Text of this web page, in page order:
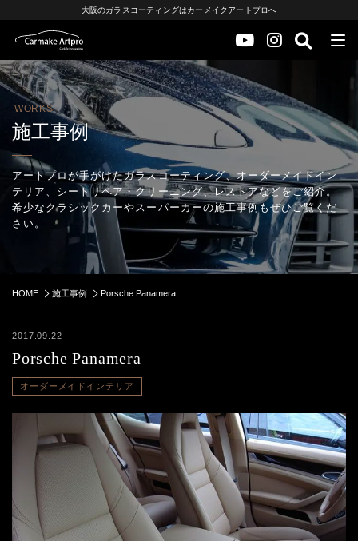
大阪のガラスコーティングはカーメイクアートプロへ
WORKS
施工事例
アートプロが手がけたガラスコーティング、オーダーメイドイン
テリア、シートリペア・クリーニング、レストアなどをご紹介。
希少なクラシックカーやスーパーカーの施工事例もぜひご覧くだ
さい。
HOME 施工事例 Porsche Panamera
2017.09.22
Porsche Panamera
オーダーメイドインテリア